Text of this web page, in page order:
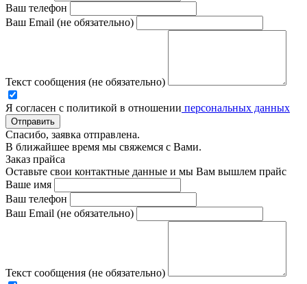
Ваш телефон
Ваш Email (не обязательно)
Текст сообщения (не обязательно)
Я согласен с политикой в отношении персональных данных
Отправить
Спасибо, заявка отправлена.
В ближайшее время мы свяжемся с Вами.
Заказ прайса
Оставьте свои контактные данные и мы Вам вышлем прайс
Ваше имя
Ваш телефон
Ваш Email (не обязательно)
Текст сообщения (не обязательно)